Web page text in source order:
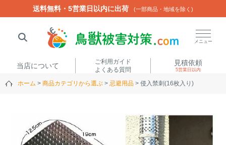
送料無料・5営業日以内に出荷 (一部商品・地域を除く)
メニュー
当店について
ご利用ガイド
よくある質問
見積依頼
5営業日以内
ホーム 商品カテゴリから選ぶ 忌避用品 侵入禁刺(16枚入り)
送料無料・5営業日以内に出荷 (一部商品・地域を除く)
閉じる
イノシッシ
いのししくんTREL4G-R
アニマルネット2300
アニマルセンサー